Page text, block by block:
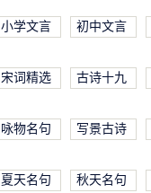
小学文言 初中文言
宋词精选 古诗十九
咏物名句 写景古诗
夏天名句 秋天名句